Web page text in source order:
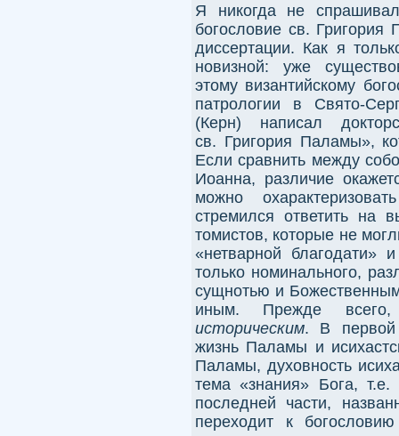
Я никогда не
богословие св. Григория
диссертации. Как я
новизной: уже
этому византийскому
патрологии в Свято-
(Керн) написал
св. Григория Паламы»,
Если сравнить между
Иоанна, различие
можно
стремился ответить на
томистов, которые не
«нетварной благодати»
только номинального,
сущнотью и
иным. Прежде
историческим. В первой
жизнь Паламы и
Паламы, духовность
тема «знания» Бога,
последней части,
переходит к